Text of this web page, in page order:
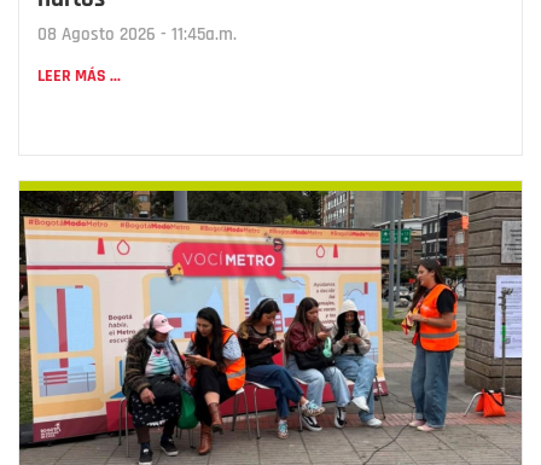
08 Agosto 2026 - 11:45a.m.
LEER MÁS ...